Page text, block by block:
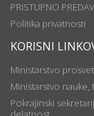
PRISTUPNO
Politika privatnosti
KORISNI
Ministarstvo
Ministarstvo
Pokrajinski